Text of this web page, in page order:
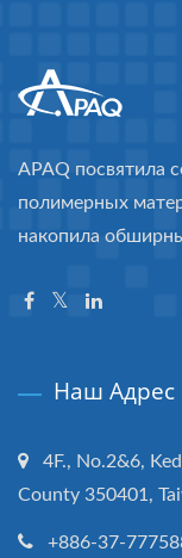
APAQ посвятила
полимерных
накопила
Наш Адрес
4F., No.2&6,
County 350401,
+886-37-